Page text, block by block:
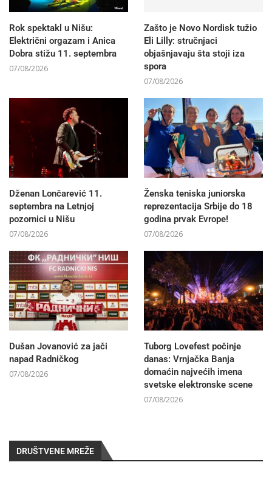
Rok spektakl u Nišu:
Električni orgazam i Anica
Dobra stižu 11. septembra
07/08/2026
Zašto je Novo Nordisk tužio
Eli Lilly: stručnjaci
objašnjavaju šta stoji iza
spora
07/08/2026
Dženan Lončarević 11.
septembra na Letnjoj
pozornici u Nišu
07/08/2026
Ženska teniska juniorska
reprezentacija Srbije do 18
godina prvak Evrope!
07/08/2026
Dušan Jovanović za jači
napad Radničkog
07/08/2026
Tuborg Lovefest počinje
danas: Vrnjačka Banja
domaćin najvećih imena
svetske elektronske scene
07/08/2026
DRUŠTVENE MREŽE